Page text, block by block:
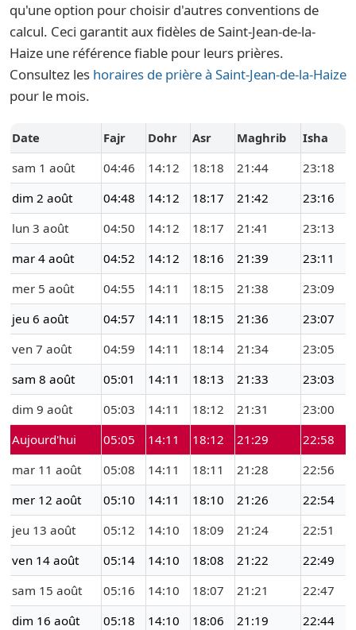
qu'une option pour choisir d'autres conventions de
calcul. Ceci garantit aux fidèles de Saint-Jean-de-la-
Haize une référence fiable pour leurs prières.
Consultez les horaires de prière à Saint-Jean-de-la-Haize
pour le mois.
Date Fajr Dohr Asr Maghrib
Isha
sam 1 août
04:46 14:12 18:18 21:44
23:18
dim 2 août
04:48 14:12 18:17 21:42
23:16
lun 3 août
04:50 14:12 18:17 21:41
23:13
mar 4 août
04:52 14:12 18:16 21:39
23:11
mer 5 août
04:55 14:11 18:15 21:38
23:09
jeu 6 août
04:57 14:11 18:15 21:36
23:07
ven 7 août
04:59 14:11 18:14 21:34
23:05
sam 8 août
05:01 14:11 18:13 21:33
23:03
dim 9 août
05:03 14:11 18:12 21:31
23:00
Aujourd'hui
05:05 14:11 18:12 21:29
22:58
mar 11 août
05:08 14:11 18:11 21:28
22:56
mer 12 août
05:10 14:11 18:10 21:26
22:54
jeu 13 août
05:12 14:10 18:09 21:24
22:51
ven 14 août
05:14 14:10 18:08 21:22
22:49
sam 15 août
05:16 14:10 18:07 21:21
22:47
dim 16 août
05:18 14:10 18:06 21:19
22:44